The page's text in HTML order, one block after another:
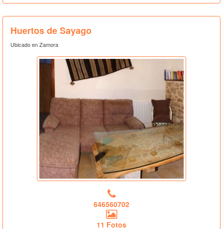
Huertos de Sayago
Ubicado en Zamora
646560702
11 Fotos